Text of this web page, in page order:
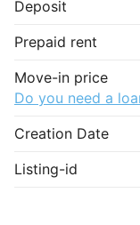
Deposit
Prepaid rent
Move-in price
Do you need a
Creation Date
Listing-id